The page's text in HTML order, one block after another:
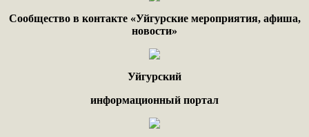
Сообщество в контакте «Уйгурские мероприятия, афиша,
новости»
Уйгурский
информационный портал